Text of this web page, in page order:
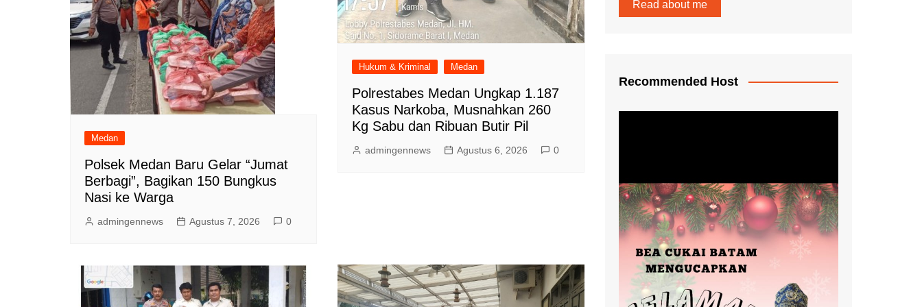
Medan
Polsek Medan Baru Gelar “Jumat
Berbagi”, Bagikan 150 Bungkus
Nasi ke Warga
admingennews Agustus 7, 2026 0
Hukum & Kriminal Medan
Polrestabes Medan Ungkap 1.187
Kasus Narkoba, Musnahkan 260
Kg Sabu dan Ribuan Butir Pil
admingennews Agustus 6, 2026 0
Read about me
Recommended Host